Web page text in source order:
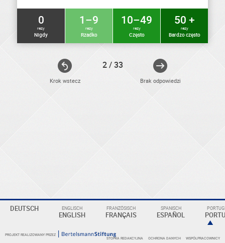
Krok wstecz
0
razy
Nigdy
1–9
razy
Rzadko
10–49
razy
Często
50 +
razy
Bardzo często
2 / 33
Brak odpowiedzi
DEUTSCH ENGLISCH
ENGLISH
FRANZÖSISCH
FRANÇAIS
SPANISCH
ESPAÑOL
PROJEKT REALIZOWANY PRZEZ
STOPKA REDAKCYJNA OCHRONA DANYCH WSPÓŁPRACOWNICY
Eine
Überschrift